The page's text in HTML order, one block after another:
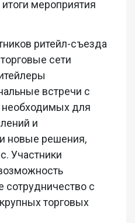
мероприятия
ритейл-съезда
сети
встречи с
необходимых для
и
новые решения,
Участники
сотрудничество с
торговых